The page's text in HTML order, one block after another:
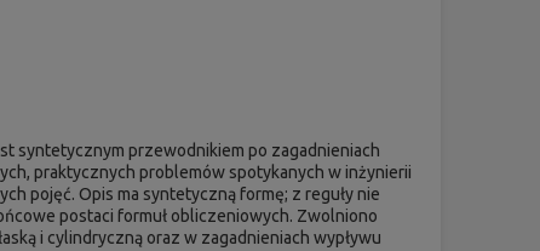
syntetycznym przewodnikiem po zagadnieniach
praktycznych problemów spotykanych w inżynierii
pojęć. Opis ma syntetyczną formę; z reguły nie
postaci formuł obliczeniowych. Zwolniono
i cylindryczną oraz w zagadnieniach wypływu